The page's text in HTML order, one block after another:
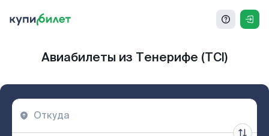
Авиабилеты из Тенерифе (TCI)